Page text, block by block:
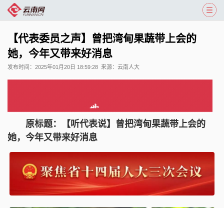
【代表委员之声】曾把湾甸果蔬带上会的
她，今年又带来好消息
发布时间： 2025年01月20日 18:59:28 来源： 云南人大
原标题：【听代表说】曾把湾甸果蔬带上会的
她，今年又带来好消息